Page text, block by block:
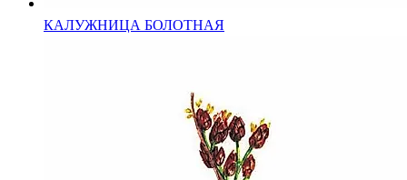
КАЛУЖНИЦА БОЛОТНАЯ